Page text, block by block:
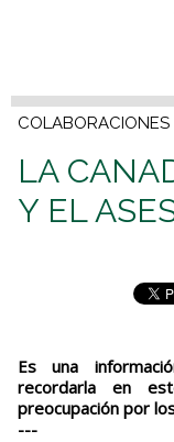
COLABORACIONES
LA
Y EL
Es una
recordarla en
preocupación por
---